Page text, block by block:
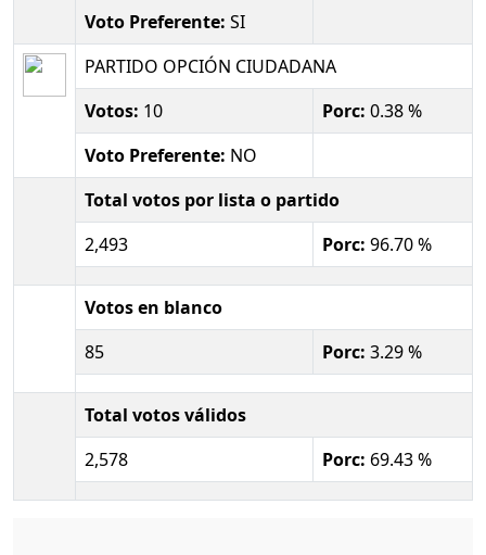
Voto Preferente: SI
PARTIDO OPCIÓN CIUDADANA
Votos: 10 Porc: 0.38 %
Voto Preferente: NO
Total votos por lista o partido
2,493
Porc: 96.70 %
Votos en blanco
85
Porc: 3.29 %
Total votos válidos
2,578
Porc: 69.43 %